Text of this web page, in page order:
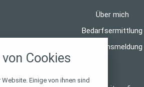
Über mich
Bedarfsermittlung
Schadensmeldung
Cookies
Einige von ihnen sind
alle verwendeten Cookies und
zu blockieren.